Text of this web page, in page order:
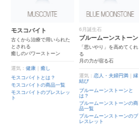
モスコバイト
古くから治療で用いられた
とされる
癒しのパワーストーン
運気：健康 ｜癒し
モスコバイトとは？
モスコバイトの商品一覧
モスコバイトのブレスレッ
ト
6月誕生石
ブルームーンストーン
「思いやり」を高めてくれ
る
月の力が宿る石
運気：恋人・夫婦円満 ｜縁
結び
ブルームーンストーンと
は？
ブルームーンストーンの商
品一覧
ブルームーンストーンのブ
レスレット